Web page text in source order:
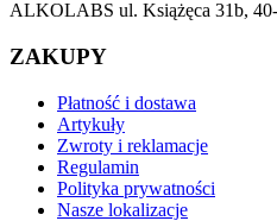
ALKOLABS ul. Książęca 31b,
ZAKUPY
Płatność i dostawa
Artykuły
Zwroty i reklamacje
Regulamin
Polityka prywatności
Nasze lokalizacje